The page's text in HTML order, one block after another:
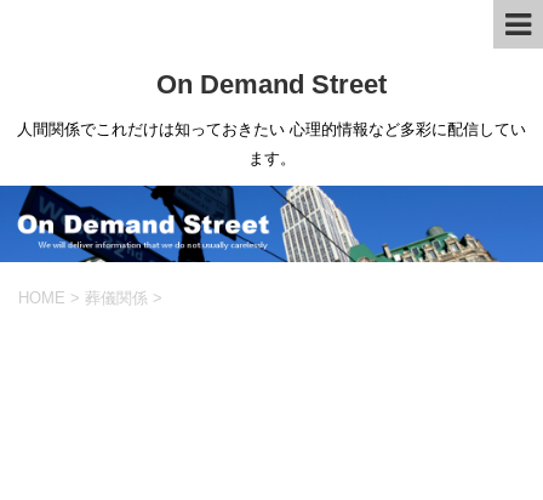
On Demand Street
人間関係でこれだけは知っておきたい 心理的情報など多彩に配信してい
ます。
HOME > 葬儀関係 >